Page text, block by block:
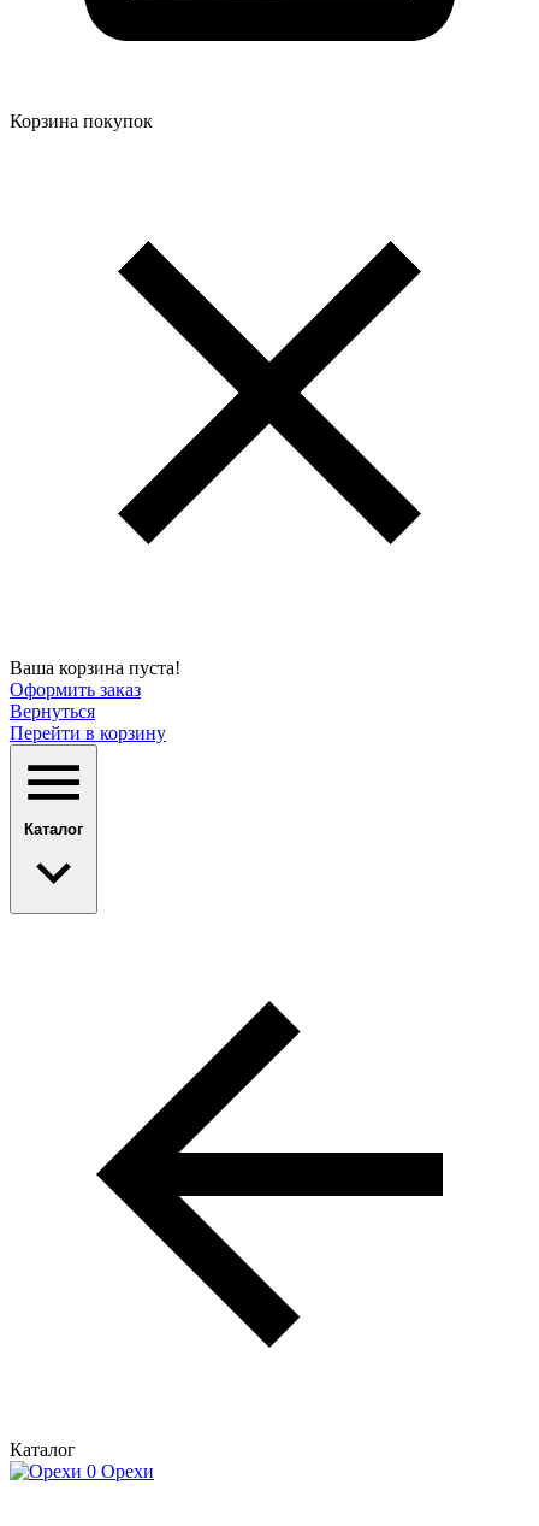
Корзина покупок
Ваша корзина пуста!
Оформить заказ
Вернуться
Перейти в корзину
Каталог
Каталог
Орехи